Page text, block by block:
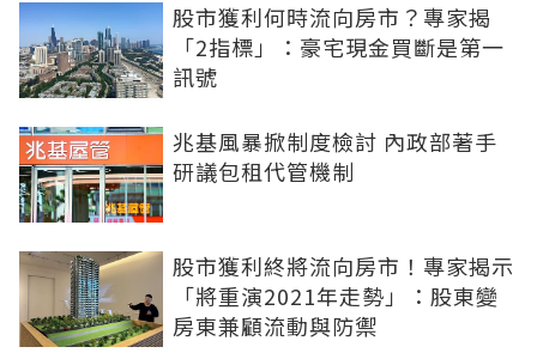
股市獲利何時流向房市？專家揭
「2指標」：豪宅現金買斷是第一
訊號
兆基風暴掀制度檢討 內政部著手
研議包租代管機制
股市獲利終將流向房市！專家揭示
「將重演2021年走勢」：股東變
房東兼顧流動與防禦